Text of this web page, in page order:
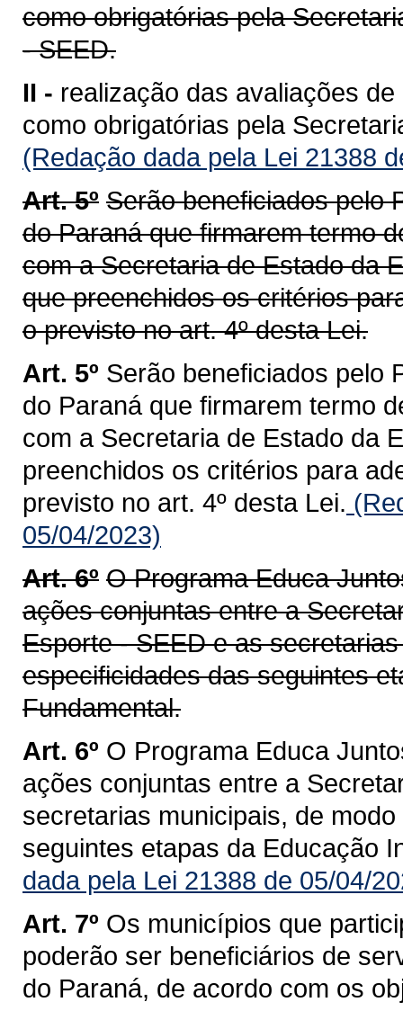
como obrigatórias pela
- SEED.
II - realização das avaliações
como obrigatórias pela
(Redação dada pela Lei 21388
Art. 5º Serão beneficiados pelo
do Paraná que firmarem termo
com a Secretaria de Estado da
que preenchidos os critérios
o previsto no art. 4º desta Lei.
Art. 5º Serão beneficiados pelo
do Paraná que firmarem termo
com a Secretaria de Estado da
preenchidos os critérios para
previsto no art. 4º desta Lei.
05/04/2023)
Art. 6º O Programa Educa
ações conjuntas entre a
Esporte - SEED e as
especificidades das seguintes
Fundamental.
Art. 6º O Programa Educa
ações conjuntas entre a
secretarias municipais, de
seguintes etapas da Educação
dada pela Lei 21388 de 05/04/
Art. 7º Os municípios que
poderão ser beneficiários de
do Paraná, de acordo com os